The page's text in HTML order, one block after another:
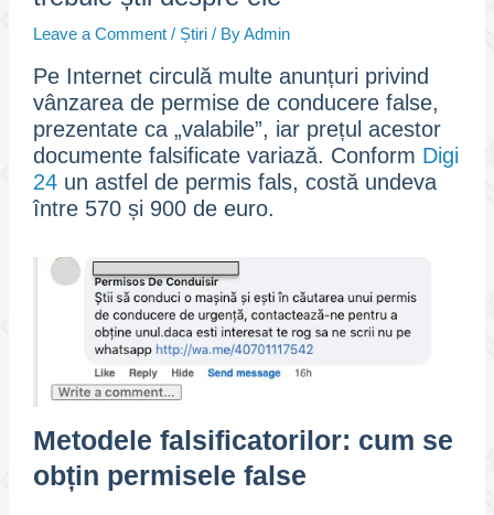
Leave a Comment / Știri/ ByAdmin
Pe Internet circulă multe anunțuri privind
vânzarea de permise de conducere false,
prezentate ca „valabile”, iar prețul acestor
documente falsificate variază. Conform Digi
24un astfel de permis fals, costă undeva
între 570 și 900 de euro.
Metodele falsificatorilor: cum se
obțin permisele false